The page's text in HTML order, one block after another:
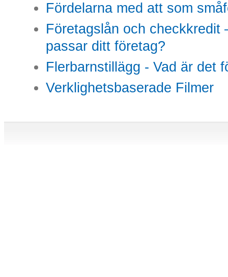
Fördelarna med att som
Företagslån och checkkredit
passar ditt företag?
Flerbarnstillägg - Vad är det
Verklighetsbaserade Filmer